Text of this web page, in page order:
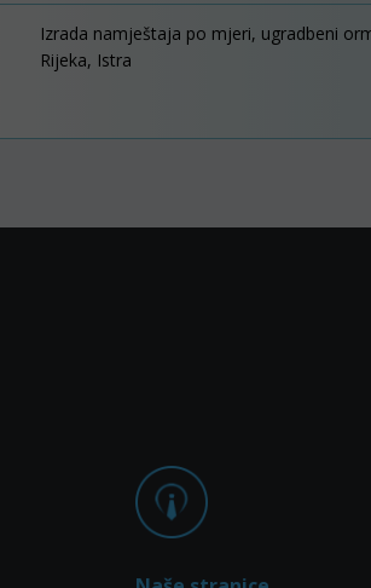
Izrada namještaja po mjeri, ugradbeni
Rijeka, Istra